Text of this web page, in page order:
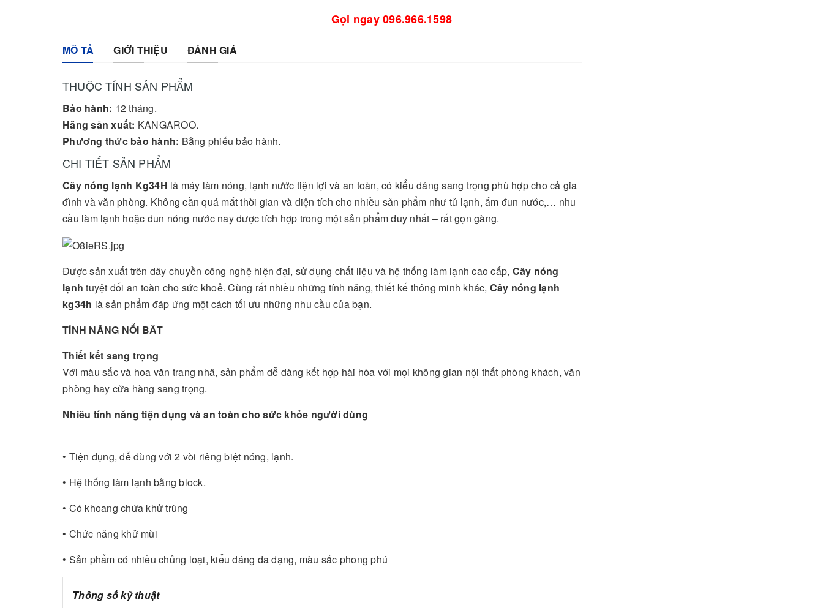
Gọi ngay 096.966.1598
MÔ TẢ GIỚI THIỆU ĐÁNH GIÁ
THUỘC TÍNH SẢN PHẨM
Bảo hành: 12 tháng.
Hãng sản xuất: KANGAROO.
Phương thức bảo hành: Bằng phiếu bảo hành.
CHI TIẾT SẢN PHẨM
Cây nóng lạnh Kg34H là máy làm nóng, lạnh nước tiện lợi và an toàn, có kiểu dáng sang trọng phù hợp cho cả gia
đình và văn phòng. Không cần quá mất thời gian và diện tích cho nhiều sản phẩm như tủ lạnh, ấm đun nước,… nhu
cầu làm lạnh hoặc đun nóng nước nay được tích hợp trong một sản phẩm duy nhất – rất gọn gàng.
Được sản xuất trên dây chuyền công nghệ hiện đại, sử dụng chất liệu và hệ thống làm lạnh cao cấp, Cây nóng
lạnh tuyệt đối an toàn cho sức khoẻ. Cùng rất nhiều những tính năng, thiết kế thông minh khác, Cây nóng lạnh
kg34h là sản phẩm đáp ứng một cách tối ưu những nhu cầu của bạn.
TÍNH NĂNG NỔI BÂT
Thiết kết sang trọng
Với màu sắc và hoa văn trang nhã, sản phẩm dễ dàng kết hợp hài hòa với mọi không gian nội thất phòng khách, văn
phòng hay cửa hàng sang trọng.
Nhiều tính năng tiện dụng và an toàn cho sức khỏe người dùng
• Tiện dụng, dễ dùng với 2 vòi riêng biệt nóng, lạnh.
• Hệ thống làm lạnh bằng block.
• Có khoang chứa khử trùng
• Chức năng khử mùi
• Sản phẩm có nhiều chủng loại, kiểu dáng đa dạng, màu sắc phong phú
Thông số kỹ thuật